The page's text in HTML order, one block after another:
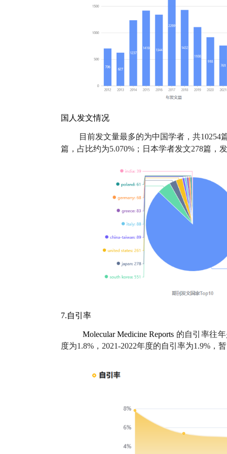
国人发文情况
目前发文量最多的为中国学者，共10254
篇，占比约为5.070%；日本学者发文278篇，
7.自引率
Molecular Medicine Reports 的自引率往年
度为1.8%，2021-2022年度的自引率为1.9%